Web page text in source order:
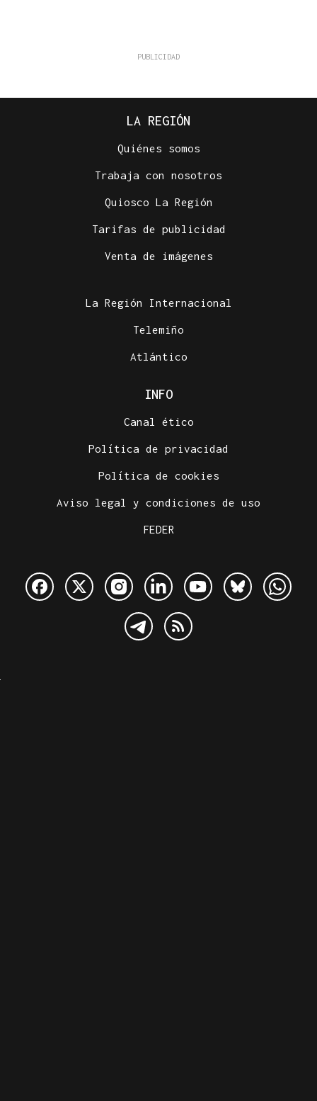
LA REGIÓN
Quiénes somos
Trabaja con nosotros
Quiosco La Región
Tarifas de publicidad
Venta de imágenes
La Región Internacional
Telemiño
Atlántico
INFO
Canal ético
Política de privacidad
Política de cookies
Aviso legal y condiciones de uso
FEDER